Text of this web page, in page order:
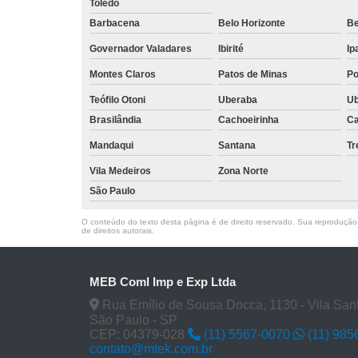
Toledo
Barbacena
Belo Horizonte
Governador Valadares Ibirité
Montes Claros Patos de Minas
Teófilo Otoni Uberaba
Brasilândia
Cachoeirinha
Mandaqui Santana
Vila Medeiros
Zona Norte
São Paulo
O conteúdo do texto desta página é de direito reservado. Sua
de direitos autorais
MEB Coml Imp e Exp Ltda
Rua Emílio de Sousa Docca, 1130 - Vila
São Paulo - SP
CEP: 04379-028
(11) 5567-0070
(11)
contato@mtek.com.br